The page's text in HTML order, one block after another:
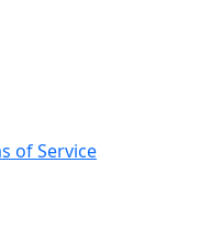
of Service